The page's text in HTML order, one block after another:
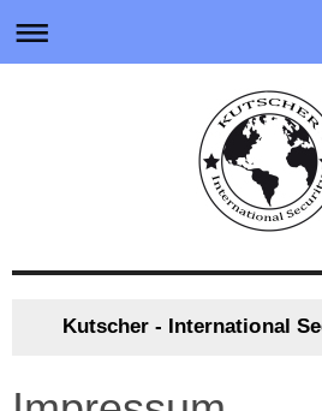
Kutscher - International